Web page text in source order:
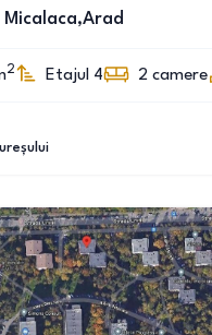
2 Etajul 4 2 camere